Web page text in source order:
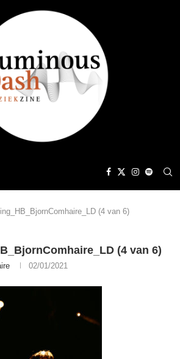
(4 van 6)
(4 van 6)
02/01/2021